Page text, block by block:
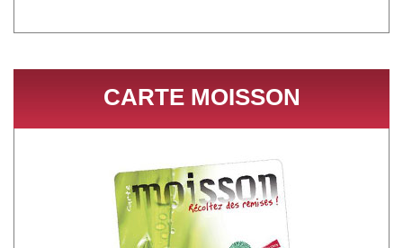
CARTE MOISSON